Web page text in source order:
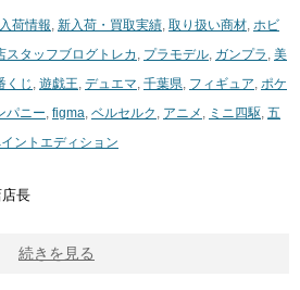
荷情報, 新入荷・買取実績, 取り扱い商材, ホビ
スタッフブログ トレカ , プラモデル, ガンプラ , 美
くじ , 遊戯王, デュエマ, 千葉県, フィギュア, ポケ
パニー, figma, ベルセルク , アニメ , ミニ四駆, 五
イントエディション
長
続きを見る